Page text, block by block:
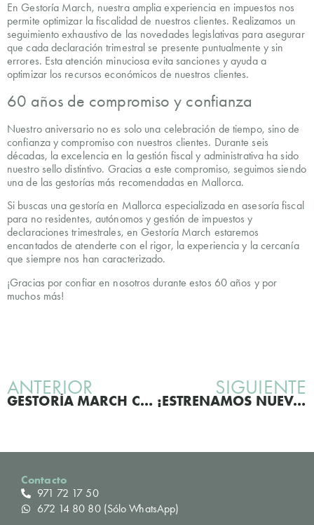
En Gestoría March, nuestra amplia experiencia en impuestos nos
permite optimizar la fiscalidad de nuestros clientes. Realizamos un
seguimiento exhaustivo de las novedades legislativas para asegurar
que cada declaración trimestral se presente puntualmente y sin
errores. Esta atención minuciosa evita sanciones y ayuda a
optimizar los recursos económicos de nuestros clientes.
60 años de compromiso y confianza
Nuestro aniversario no es solo una celebración de tiempo, sino de
confianza y compromiso con nuestros clientes. Durante seis
décadas, la excelencia en la gestión fiscal y administrativa ha sido
nuestro sello distintivo. Gracias a este compromiso, seguimos siendo
una de las gestorías más recomendadas en Mallorca.
Si buscas una gestoría en Mallorca especializada en asesoría fiscal
para no residentes, autónomos y gestión de impuestos y
declaraciones trimestrales, en Gestoría March estaremos
encantados de atenderte con el rigor, la experiencia y la cercanía
que siempre nos han caracterizado.
¡Gracias por confiar en nosotros durante estos 60 años y por
muchos más!
ANTERIOR
GESTORÍA MARCH CON EL DEPORTE
SIGUIENTE
¡ESTRENAMOS NUEVA WEB EN GESTORÍA MARCH!
Contacto
971 72 17 50
672 14 80 80 (Sólo WhatsApp)